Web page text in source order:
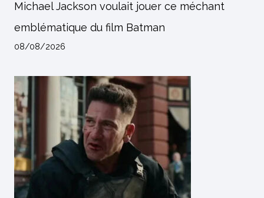
Michael Jackson voulait jouer ce méchant
emblématique du film Batman
08/08/2026